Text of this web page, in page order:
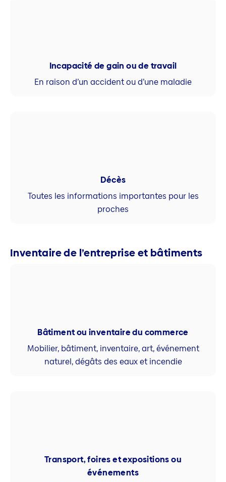
Incapacité de gain ou de travail
En raison d’un accident ou d’une maladie
Décès
Toutes les informations importantes pour les
proches
Inventaire de l’entreprise et bâtiments
Bâtiment ou inventaire du commerce
Mobilier, bâtiment, inventaire, art, événement
naturel, dégâts des eaux et incendie
Transport, foires et expositions ou
événements